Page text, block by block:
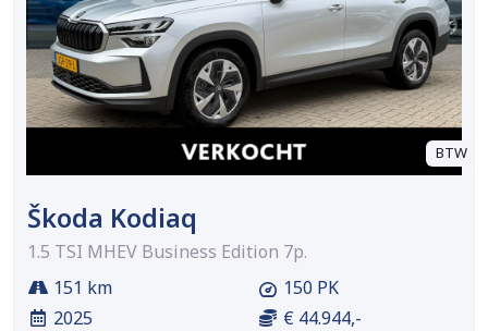
BTW
Škoda Kodiaq
1.5 TSI MHEV Business Edition 7p.
151 km
2025
150 PK
€ 44.944,-